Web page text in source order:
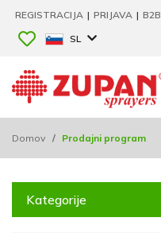
REGISTRACIJA | PRIJAVA | B2B
SL
Domov / Prodajni program
Kategorije